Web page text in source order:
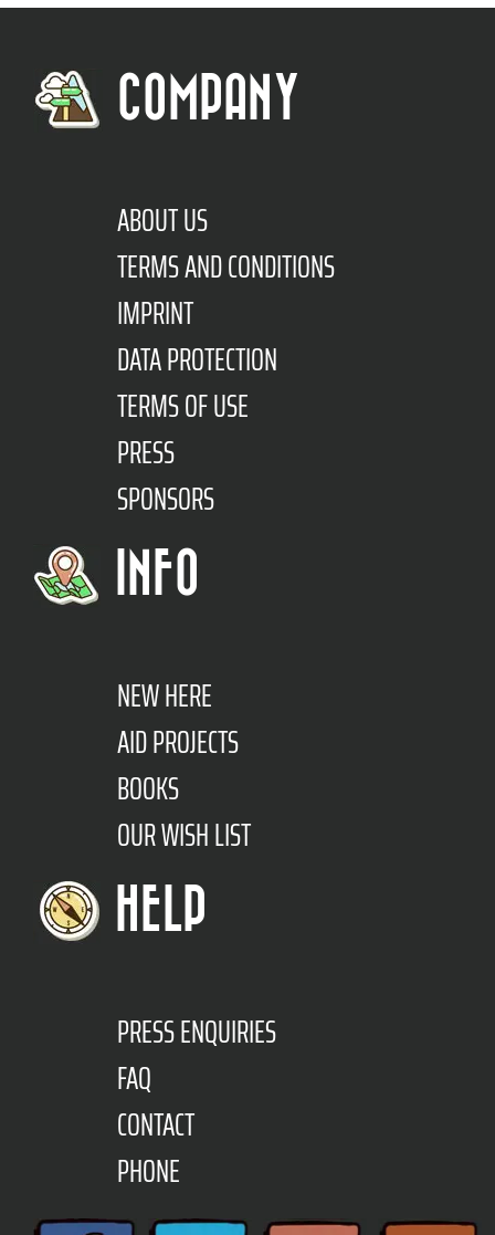
COMPANY
ABOUT US
TERMS AND CONDITIONS
IMPRINT
DATA PROTECTION
TERMS OF USE
PRESS
SPONSORS
INFO
NEW HERE
AID PROJECTS
BOOKS
OUR WISH LIST
HELP
PRESS ENQUIRIES
FAQ
CONTACT
PHONE